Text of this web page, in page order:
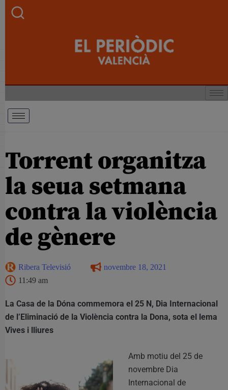
Torrent organitza
la seua setmana
contra la violència
de gènere
Ribera Televisió
novembre 18, 2021
11:49 am
La Casa de la Dóna commemora el 25 N, Dia Internacional
de l’Eliminació de la Violència contra la Dona, sota el lema
Vives i lliures
Amb motiu del 25 de
novembre Dia
Internacional de